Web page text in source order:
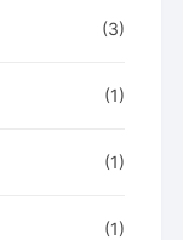
(3)
(1)
(1)
(1)